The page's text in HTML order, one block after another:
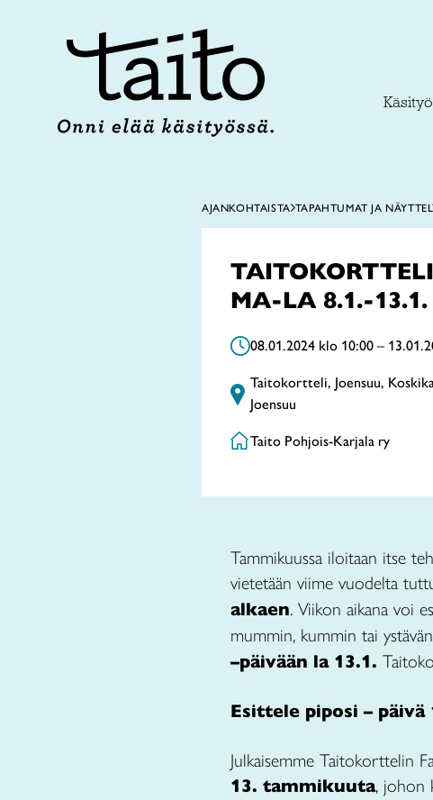
AJANKOHTAISTA TAPAHTUMAT JA
MA-LA 8.1.-13.1.
08.01.2024 klo 10:00 –
Taitokortteli, Joensuu,
Joensuu
Taito Pohjois-Karjala ry
Tammikuussa iloitaan itse
vietetään viime vuodelta
alkaen. Viikon aikana voi
mummin, kummin tai
–päivään la 13.1.
Esittele piposi – päivä
Julkaisemme Taitokorttelin
13. tammikuuta, johon